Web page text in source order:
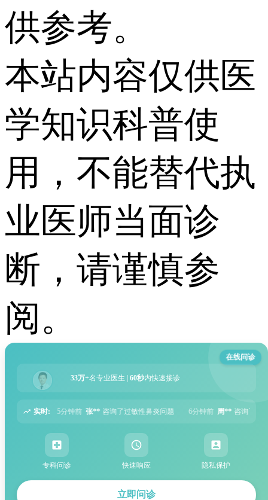
供参考。
本站内容仅供医
学知识科普使
用，不能替代执
业医师当面诊
断，请谨慎参
阅。
在线问诊
33万+名专业医生 | 60秒内快速接诊
实时:
咨询了过敏性鼻炎问题 6分钟前 周** 咨询了胃痛问题 8分钟前 王** 咨询了
专科问诊 快速响应 隐私保护
立即问诊